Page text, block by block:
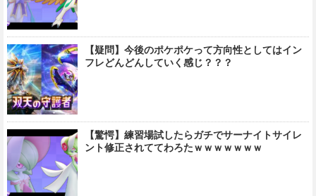
【疑問】今後のポケポケって方向性としてはイン
フレどんどんしていく感じ？？？
【驚愕】練習場試したらガチでサーナイトサイレ
ント修正されててわろたｗｗｗｗｗｗｗ